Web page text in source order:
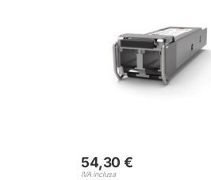
54,30€
IVA inclusa